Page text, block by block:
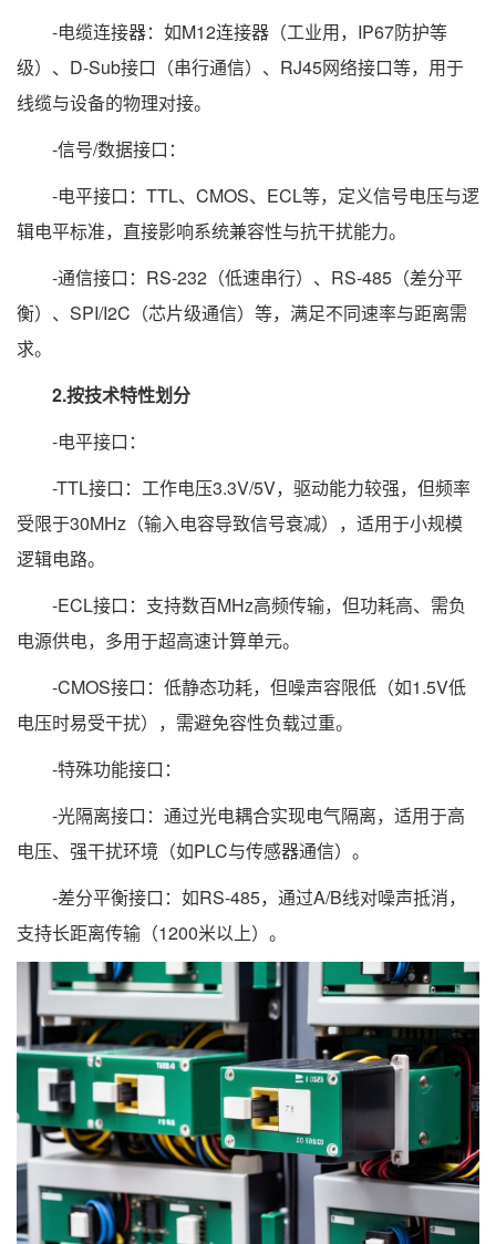
-电缆连接器：如M12连接器（工业用，IP67防护等
级）、D-Sub接口（串行通信）、RJ45网络接口等，用于
线缆与设备的物理对接。
-信号/数据接口：
-电平接口：TTL、CMOS、ECL等，定义信号电压与逻
辑电平标准，直接影响系统兼容性与抗干扰能力。
-通信接口：RS-232（低速串行）、RS-485（差分平
衡）、SPI/I2C（芯片级通信）等，满足不同速率与距离需
求。
2.按技术特性划分
-电平接口：
-TTL接口：工作电压3.3V/5V，驱动能力较强，但频率
受限于30MHz（输入电容导致信号衰减），适用于小规模
逻辑电路。
-ECL接口：支持数百MHz高频传输，但功耗高、需负
电源供电，多用于超高速计算单元。
-CMOS接口：低静态功耗，但噪声容限低（如1.5V低
电压时易受干扰），需避免容性负载过重。
-特殊功能接口：
-光隔离接口：通过光电耦合实现电气隔离，适用于高
电压、强干扰环境（如PLC与传感器通信）。
-差分平衡接口：如RS-485，通过A/B线对噪声抵消，
支持长距离传输（1200米以上）。